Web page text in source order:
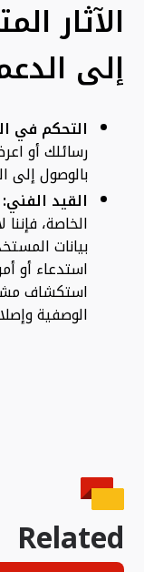
الآثار
إلى
التحكم في
رسائلك أو
بالوصول إلى
القيد الفني:
الخاصة،
بيانات
استدعاء أو
استكشاف
الوصفية
Related